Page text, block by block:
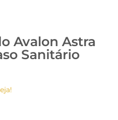
Avalon Astra
Sanitário